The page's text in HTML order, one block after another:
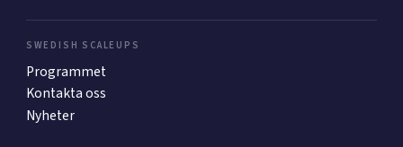
SWEDISH SCALEUPS
Programmet
Kontakta oss
Nyheter